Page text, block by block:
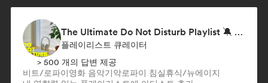
The Ultimate Do Not Disturb Playlist 🔕 Neo-Classical & Ambient Piano
플레이리스트 큐레이터
> 500 개의 답변 제공
비트/로파이영화 음악기악로파이 침실휴식/뉴에이지